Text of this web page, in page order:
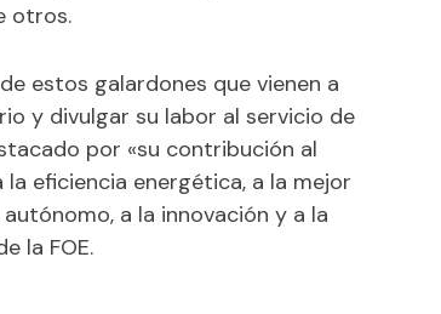
otros.
estos galardones que vienen a
y divulgar su labor al servicio de
por «su contribución al
eficiencia energética, a la mejor
a la innovación y a la
la FOE.